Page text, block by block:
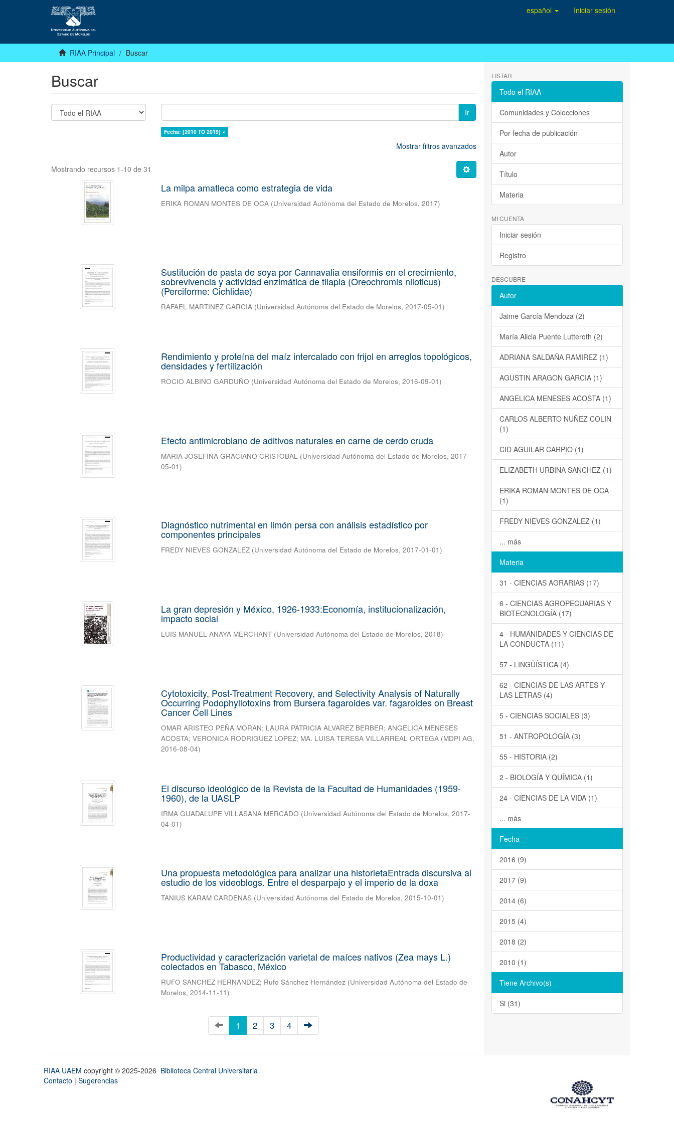
español Iniciar sesión
RIAA Principal Buscar
Buscar
Ir
Fecha: [2010 TO 2019] ×
Mostrar filtros avanzados
Mostrando recursos 1-10 de 31
La milpa amatleca como estrategia de vida
ERIKA ROMAN MONTES DE OCA (Universidad Autónoma del Estado de Morelos,2017)
Sustitución de pasta de soya por Cannavalia ensiformis en el crecimiento,
sobrevivencia y actividad enzimática de tilapia (Oreochromis niloticus)
(Perciforme: Cichlidae)
RAFAEL MARTINEZ GARCIA (Universidad Autónoma del Estado de Morelos,2017-05-01)
Rendimiento y proteína del maíz intercalado con frijol en arreglos topológicos,
densidades y fertilización
ROCIO ALBINO GARDUÑO (Universidad Autónoma del Estado de Morelos,2016-09-01)
Efecto antimicrobiano de aditivos naturales en carne de cerdo cruda
MARIA JOSEFINA GRACIANO CRISTOBAL (Universidad Autónoma del Estado de Morelos,2017-
05-01)
Diagnóstico nutrimental en limón persa con análisis estadístico por
componentes principales
FREDY NIEVES GONZALEZ (Universidad Autónoma del Estado de Morelos,2017-01-01)
La gran depresión y México, 1926-1933:Economía, institucionalización,
impacto social
LUIS MANUEL ANAYA MERCHANT (Universidad Autónoma del Estado de Morelos,2018)
Cytotoxicity, Post-Treatment Recovery, and Selectivity Analysis of Naturally
Occurring Podophyllotoxins from Bursera fagaroides var. fagaroides on Breast
Cancer Cell Lines
OMAR ARISTEO PEÑA MORAN; LAURA PATRICIA ALVAREZ BERBER;ANGELICA MENESES
ACOSTA;VERONICA RODRIGUEZ LOPEZ; MA. LUISA TERESA VILLARREAL ORTEGA (MDPI AG,
2016-08-04)
El discurso ideológico de la Revista de la Facultad de Humanidades (1959-
1960), de la UASLP
IRMA GUADALUPE VILLASANA MERCADO (Universidad Autónoma del Estado de Morelos,2017-
04-01)
Una propuesta metodológica para analizar una historietaEntrada discursiva al
estudio de los videoblogs. Entre el desparpajo y el imperio de la doxa
TANIUS KARAM CARDENAS (Universidad Autónoma del Estado de Morelos,2015-10-01)
Productividad y caracterización varietal de maíces nativos (Zea mays L.)
colectados en Tabasco, México
RUFO SANCHEZ HERNANDEZ; Rufo Sánchez Hernández (Universidad Autónoma del Estado de
Morelos,2014-11-11)
1 2 3 4
LISTAR
Todo el RIAA
Comunidades y Colecciones
Por fecha de publicación
Autor
Título
Materia
MI CUENTA
Iniciar sesión
Registro
DESCUBRE
Autor
Jaime García Mendoza (2)
María Alicia Puente Lutteroth (2)
ADRIANA SALDAÑA RAMIREZ (1)
AGUSTIN ARAGON GARCIA (1)
ANGELICA MENESES ACOSTA (1)
CARLOS ALBERTO NUÑEZ COLIN
(1)
CID AGUILAR CARPIO (1)
ELIZABETH URBINA SANCHEZ (1)
ERIKA ROMAN MONTES DE OCA
(1)
FREDY NIEVES GONZALEZ (1)
... más
Materia
31 - CIENCIAS AGRARIAS (17)
6 - CIENCIAS AGROPECUARIAS Y
BIOTECNOLOGÍA (17)
4 - HUMANIDADES Y CIENCIAS DE
LA CONDUCTA (11)
57 - LINGÜÍSTICA (4)
62 - CIENCIAS DE LAS ARTES Y
LAS LETRAS (4)
5 - CIENCIAS SOCIALES (3)
51 - ANTROPOLOGÍA (3)
55 - HISTORIA (2)
2 - BIOLOGÍA Y QUÍMICA (1)
24 - CIENCIAS DE LA VIDA (1)
... más
Fecha
2016 (9)
2017 (9)
2014 (6)
2015 (4)
2018 (2)
2010 (1)
Tiene Archivo(s)
Si (31)
RIAA UAEM copyright © 2025-2026 Biblioteca Central Universitaria
Contacto | Sugerencias